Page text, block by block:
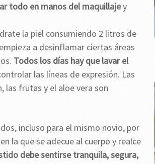
todo en manos del maquillajey
la piel consumiendo 2 litros de
a desinflamar ciertas áreas
Todos los días hay que lavar el
las líneas de expresión. Las
las frutas y el aloe vera son
incluso para el mismo novio, por
la que se adecue al cuerpo y realce
debe sentirse tranquila, segura,